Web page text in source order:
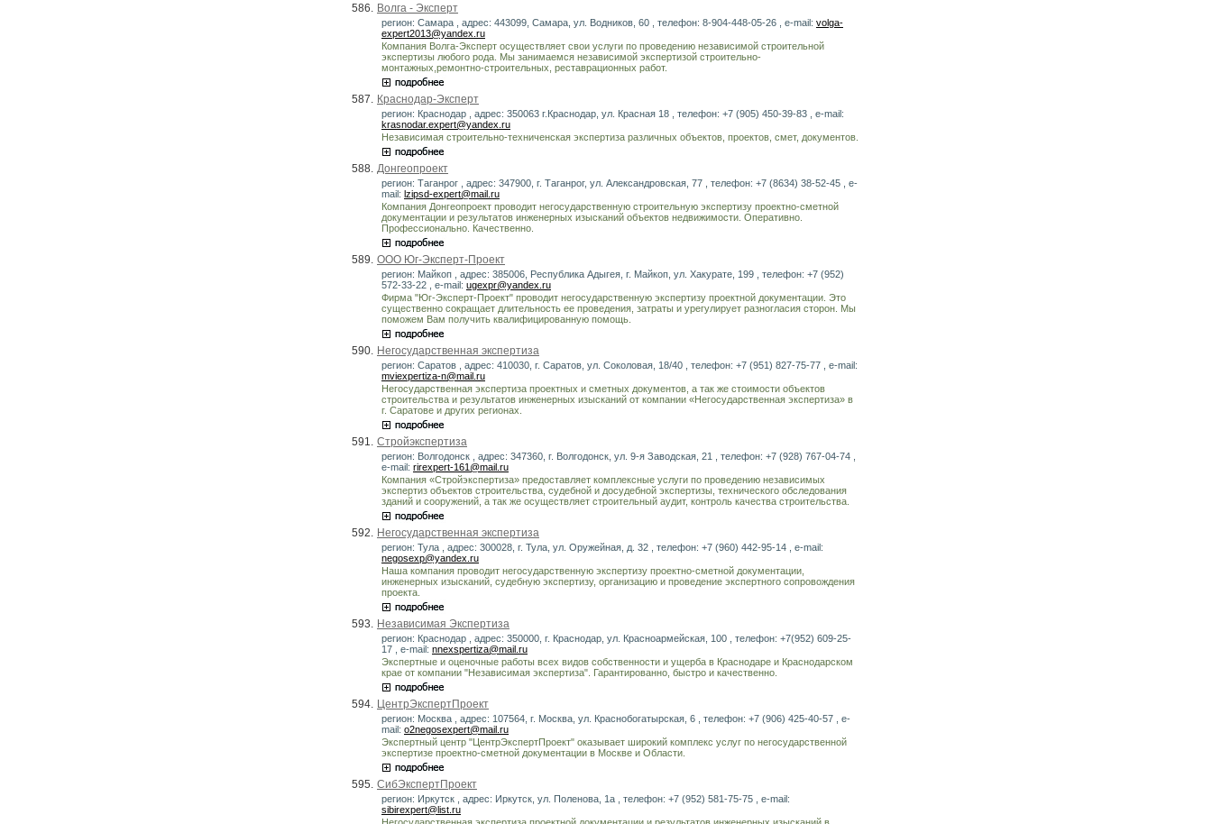
586. Волга - Эксперт
регион: Самара , адрес: 443099, Самара, ул. Водников, 60 , телефон: 8-904-448-05-26 , e-mail: volga-
expert2013@yandex.ru
Компания Волга-Эксперт осуществляет свои услуги по проведению независимой строительной
экспертизы любого рода. Мы занимаемся независимой экспертизой строительно-
монтажных,ремонтно-строительных, реставрационных работ.
587. Краснодар-Эксперт
регион: Краснодар , адрес: 350063 г.Краснодар, ул. Красная 18 , телефон: +7 (905) 450-39-83 , e-mail:
krasnodar.expert@yandex.ru
Независимая строительно-техниченская экспертиза различных объектов, проектов, смет, документов.
588. Донгеопроект
регион: Таганрог , адрес: 347900, г. Таганрог, ул. Александровская, 77 , телефон: +7 (8634) 38-52-45 , e-
mail: lzipsd-expert@mail.ru
Компания Донгеопроект проводит негосударственную строительную экспертизу проектно-сметной
документации и результатов инженерных изысканий объектов недвижимости. Оперативно.
Профессионально. Качественно.
589. ООО Юг-Эксперт-Проект
регион: Майкоп , адрес: 385006, Республика Адыгея, г. Майкоп, ул. Хакурате, 199 , телефон: +7 (952)
572-33-22 , e-mail: ugexpr@yandex.ru
Фирма "Юг-Эксперт-Проект" проводит негосударственную экспертизу проектной документации. Это
существенно сокращает длительность ее проведения, затраты и урегулирует разногласия сторон. Мы
поможем Вам получить квалифицированную помощь.
590. Негосударственная экспертиза
регион: Саратов , адрес: 410030, г. Саратов, ул. Соколовая, 18/40 , телефон: +7 (951) 827-75-77 , e-mail:
mviexpertiza-n@mail.ru
Негосударственная экспертиза проектных и сметных документов, а так же стоимости объектов
строительства и результатов инженерных изысканий от компании «Негосударственная экспертиза» в
г. Саратове и других регионах.
591. Стройэкспертиза
регион: Волгодонск , адрес: 347360, г. Волгодонск, ул. 9-я Заводская, 21 , телефон: +7 (928) 767-04-74 ,
e-mail: rirexpert-161@mail.ru
Компания «Стройэкспертиза» предоставляет комплексные услуги по проведению независимых
экспертиз объектов строительства, судебной и досудебной экспертизы, технического обследования
зданий и сооружений, а так же осуществляет строительный аудит, контроль качества строительства.
592. Негосударственная экспертиза
регион: Тула , адрес: 300028, г. Тула, ул. Оружейная, д. 32 , телефон: +7 (960) 442-95-14 , e-mail:
negosexp@yandex.ru
Наша компания проводит негосударственную экспертизу проектно-сметной документации,
инженерных изысканий, судебную экспертизу, организацию и проведение экспертного сопровождения
проекта.
593. Независимая Экспертиза
регион: Краснодар , адрес: 350000, г. Краснодар, ул. Красноармейская, 100 , телефон: +7(952) 609-25-
17 , e-mail: nnexspertiza@mail.ru
Экспертные и оценочные работы всех видов собственности и ущерба в Краснодаре и Краснодарском
крае от компании "Независимая экспертиза". Гарантированно, быстро и качественно.
594. ЦентрЭкспертПроект
регион: Москва , адрес: 107564, г. Москва, ул. Краснобогатырская, 6 , телефон: +7 (906) 425-40-57 , e-
mail: o2negosexpert@mail.ru
Экспертный центр "ЦентрЭкспертПроект" оказывает широкий комплекс услуг по негосударственной
экспертизе проектно-сметной документации в Москве и Области.
595. СибЭкспертПроект
регион: Иркутск , адрес: Иркутск, ул. Поленова, 1а , телефон: +7 (952) 581-75-75 , e-mail:
sibirexpert@list.ru
Негосударственная экспертиза проектной документации и результатов инженерных изысканий в